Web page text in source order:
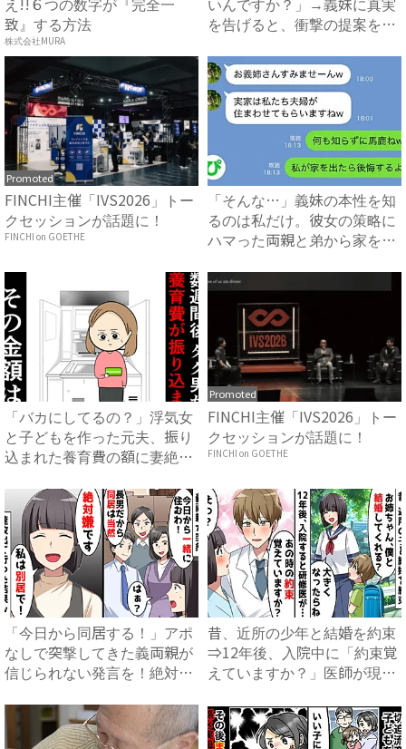
致』する方法
株式会社MURA
を告げると、衝撃の提案をさ
Promoted
FINCHI主催「IVS2026」トー
クセッションが話題に！
FINCHI on GOETHE
「そんな…」義妹の本性を知
るのは私だけ。彼女の策略に
ハマった両親と弟から家を追
「バカにしてるの？」浮気女
と子どもを作った元夫、振り
込まれた養育費の額に妻絶句
Promoted
FINCHI主催「IVS2026」トー
クセッションが話題に！
FINCHI on GOETHE
「今日から同居する！」アポ
なしで突撃してきた義両親が
信じられない発言を！絶対嫌
昔、近所の少年と結婚を約束
⇒12年後、入院中に「約束覚
えていますか？」医師が現